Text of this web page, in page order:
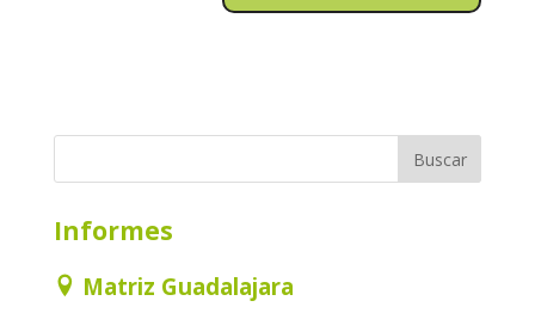
Informes
Matriz Guadalajara